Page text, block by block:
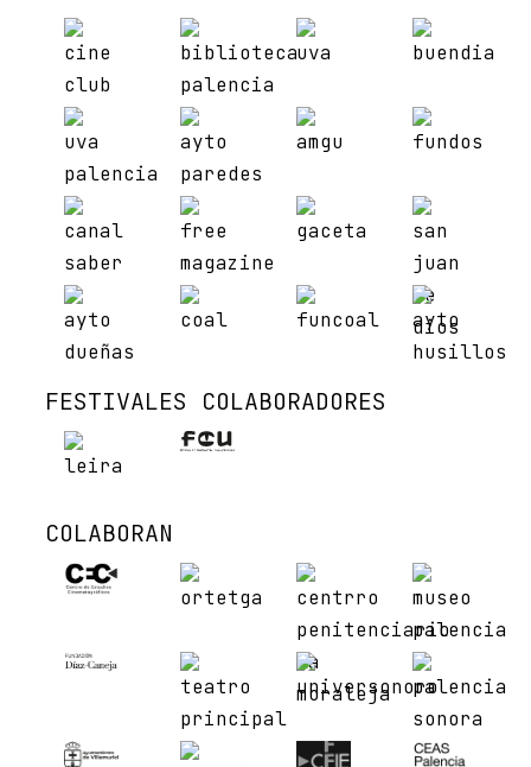
FESTIVALES COLABORADORES
COLABORAN